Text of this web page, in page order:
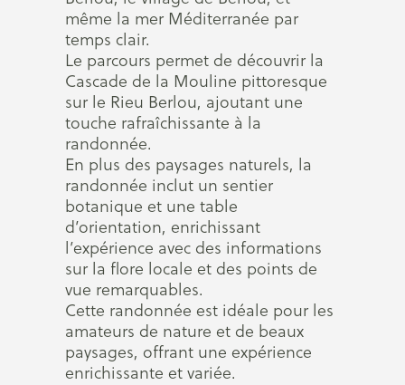
même la mer Méditerranée par
temps clair.
Le parcours permet de découvrir la
Cascade de la Mouline pittoresque
sur le Rieu Berlou, ajoutant une
touche rafraîchissante à la
randonnée.
En plus des paysages naturels, la
randonnée inclut un sentier
botanique et une table
d’orientation, enrichissant
l’expérience avec des informations
sur la flore locale et des points de
vue remarquables.
Cette randonnée est idéale pour les
amateurs de nature et de beaux
paysages, offrant une expérience
enrichissante et variée.